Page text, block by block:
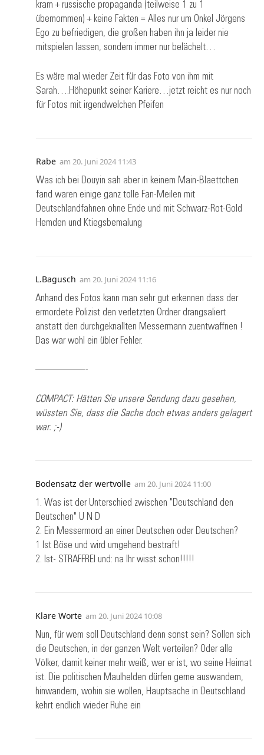
kram + russische propaganda (teilweise 1 zu 1
übernommen) + keine Fakten = Alles nur um Onkel Jörgens
Ego zu befriedigen, die großen haben ihn ja leider nie
mitspielen lassen, sondern immer nur belächelt…
Es wäre mal wieder Zeit für das Foto von ihm mit
Sarah….Höhepunkt seiner Kariere…jetzt reicht es nur noch
für Fotos mit irgendwelchen Pfeifen
Rabe am 20. Juni 2024 11:43
Was ich bei Douyin sah aber in keinem Main-Blaettchen
fand waren einige ganz tolle Fan-Meilen mit
Deutschlandfahnen ohne Ende und mit Schwarz-Rot-Gold
Hemden und Ktiegsbemalung
L.Bagusch am 20. Juni 2024 11:16
Anhand des Fotos kann man sehr gut erkennen dass der
ermordete Polizist den verletzten Ordner drangsaliert
anstatt den durchgeknallten Messermann zuentwaffnen !
Das war wohl ein übler Fehler.
—————-
COMPACT: Hätten Sie unsere Sendung dazu gesehen,
wüssten Sie, dass die Sache doch etwas anders gelagert
war. ;-)
Bodensatz der wertvolle am 20. Juni 2024 11:00
1. Was ist der Unterschied zwischen "Deutschland den
Deutschen" U N D
2. Ein Messermord an einer Deutschen oder Deutschen?
1 Ist Böse und wird umgehend bestraft!
2. Ist- STRAFFREI und: na Ihr wisst schon!!!!!
Klare Worte am 20. Juni 2024 10:08
Nun, für wem soll Deutschland denn sonst sein? Sollen sich
die Deutschen, in der ganzen Welt verteilen? Oder alle
Völker, damit keiner mehr weiß, wer er ist, wo seine Heimat
ist. Die politischen Maulhelden dürfen gerne auswandern,
hinwandern, wohin sie wollen, Hauptsache in Deutschland
kehrt endlich wieder Ruhe ein